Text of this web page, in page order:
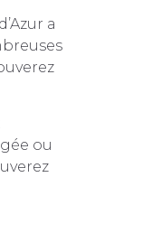
a
ou